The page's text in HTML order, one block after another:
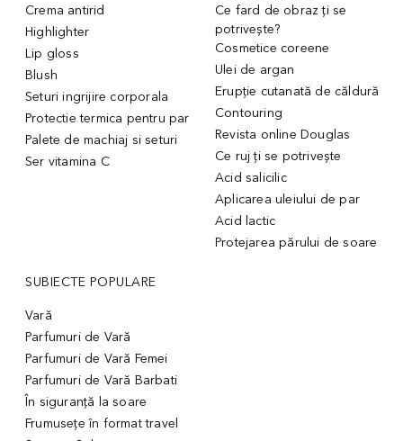
Crema antirid
Highlighter
Lip gloss
Blush
Seturi ingrijire corporala
Protectie termica pentru par
Palete de machiaj si seturi
Ser vitamina C
Ce fard de obraz ți se
potrivește?
Cosmetice coreene
Ulei de argan
Erupție cutanată de căldură
Contouring
Revista online Douglas
Ce ruj ți se potrivește
Acid salicilic
Aplicarea uleiului de par
Acid lactic
Protejarea părului de soare
SUBIECTE POPULARE
Vară
Parfumuri de Vară
Parfumuri de Vară Femei
Parfumuri de Vară Barbati
În siguranță la soare
Frumusețe în format travel